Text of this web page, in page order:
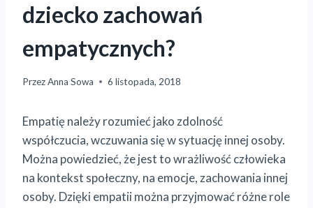
dziecko zachowań
empatycznych?
PrzezAnna Sowa 6 listopada, 2018
Empatię należy rozumieć jako zdolność
współczucia, wczuwania się w sytuację innej osoby.
Można powiedzieć, że jest to wrażliwość człowieka
na kontekst społeczny, na emocje, zachowania innej
osoby. Dzięki empatii można przyjmować różne role